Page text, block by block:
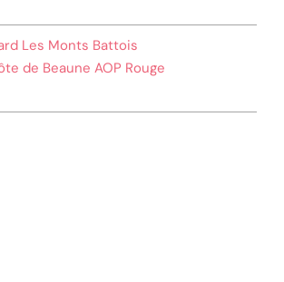
Les Monts Battois
de Beaune AOP Rouge